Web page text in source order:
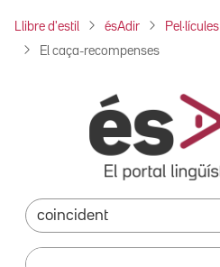
Llibre d'estil ésAdir Pel·lícules
El caça-recompenses